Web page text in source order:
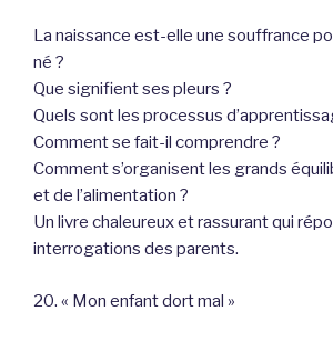
La naissance est-elle une souffrance
né ?
Que signifient ses pleurs ?
Quels sont les processus
Comment se fait-il comprendre ?
Comment s’organisent les grands
et de l’alimentation ?
Un livre chaleureux et rassurant qui
interrogations des parents.
20. « Mon enfant dort mal »